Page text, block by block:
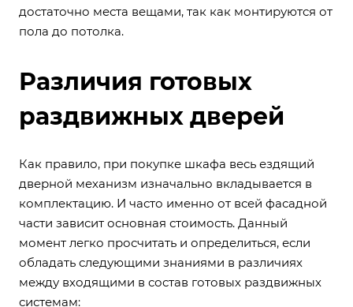
достаточно места вещами, так как монтируются от
пола до потолка.
Различия готовых
раздвижных дверей
Как правило, при покупке шкафа весь ездящий
дверной механизм изначально вкладывается в
комплектацию. И часто именно от всей фасадной
части зависит основная стоимость. Данный
момент легко просчитать и определиться, если
обладать следующими знаниями в различиях
между входящими в состав готовых раздвижных
системам: